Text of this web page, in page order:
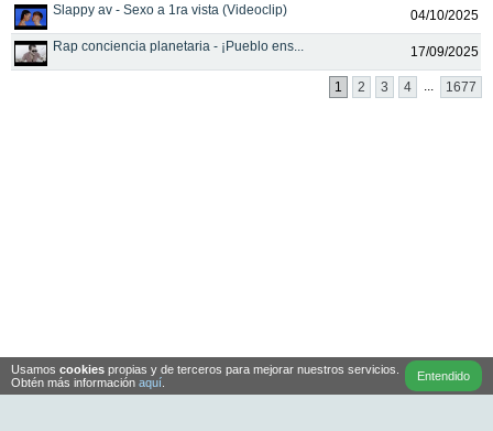
Slappy av - Sexo a 1ra vista (Videoclip)
04/10/2025
Rap conciencia planetaria - ¡Pueblo ens...
17/09/2025
1 2 3 4 ... 1677
Tu publicidad aquí
Usamos cookies propias y de terceros para mejorar nuestros servicios.
Obtén más información aquí Entendido